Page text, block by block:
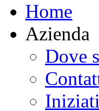
Home
Azienda
Dove